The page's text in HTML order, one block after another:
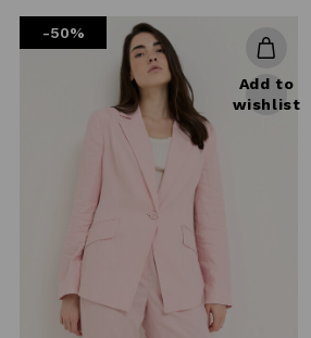
-50%
Add to
wishlist